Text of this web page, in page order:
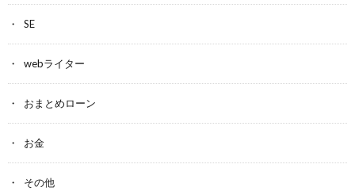
SE
webライター
おまとめローン
お金
その他